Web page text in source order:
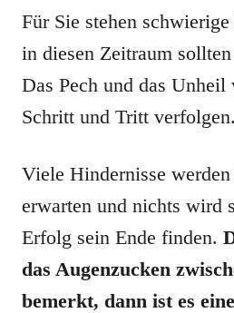
Für Sie stehen
in diesen Zeitraum
Das Pech und das
Schritt und Tritt verfolgen.
Viele Hindernisse
erwarten und nichts wird
Erfolg sein Ende finden.
das Augenzucken
bemerkt, dann ist es